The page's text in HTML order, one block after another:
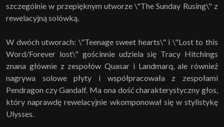
szczególnie w przepięknym utworze \"The Sunday Rusing\" z
rewelacyjną solówką.
W dwóch utworach: \"Teenage sweet hearts\" i \"Lost to this
Word/Forever lost\" gościnnie udziela się Tracy Hitchings
znana głównie z zespołów Quasar i Landmarq, ale również
nagrywa solowe płyty i współpracowała z zespołami
Pendragon czy Gandalf. Ma ona dość charakterystyczny głos,
który naprawdę rewelacyjnie wkomponował się w stylistykę
Ulysses.